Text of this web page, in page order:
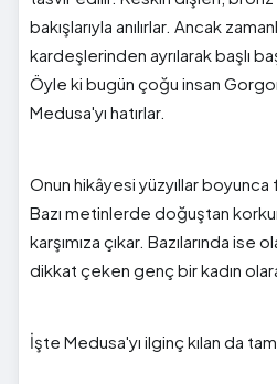
bakışlarıyla anılırlar. Ancak
kardeşlerinden ayrılarak başlı
Öyle ki bugün çoğu insan
Medusa'yı hatırlar.
Onun hikâyesi yüzyıllar boyunca
Bazı metinlerde doğuştan
karşımıza çıkar. Bazılarında
dikkat çeken genç bir kadın
İşte Medusa'yı ilginç kılan da